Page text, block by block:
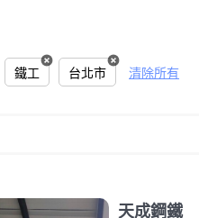
鐵工 台北市 清除所有
天成鋼鐵